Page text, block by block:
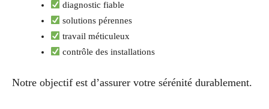
diagnostic fiable
solutions pérennes
travail méticuleux
contrôle des installations
Notre objectif est d’assurer votre sérénité durablement.